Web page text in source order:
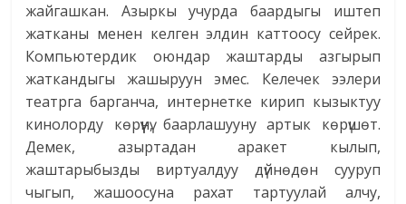
жайгашкан. Азыркы учурда баардыгы иштеп
жатканы менен келген элдин каттоосу сейрек.
Компьютердик оюндар жаштарды азгырып
жаткандыгы жашыруун эмес. Келечек ээлери
театрга барганча, интернетке кирип кызыктуу
кинолорду көрүүнү, баарлашууну артык көрүшөт.
Демек, азыртадан аракет кылып,
жаштарыбызды виртуалдуу дүйнөдөн сууруп
чыгып, жашоосуна рахат тартуулай алчу,